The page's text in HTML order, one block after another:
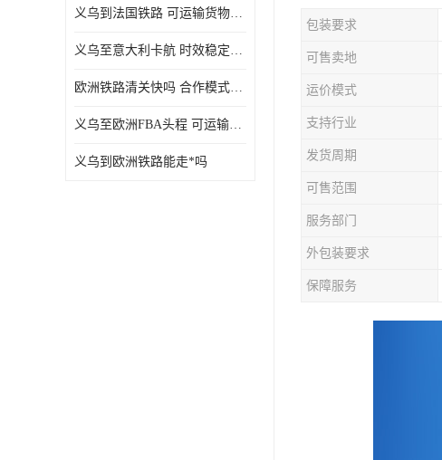
义乌到法国铁路 可运输货物种类多
义乌至意大利卡航 时效稳定有保障
欧洲铁路清关快吗 合作模式多样
义乌至欧洲FBA头程 可运输货物种类多
义乌到欧洲铁路能走*吗
包装要求
可售卖地
运价模式
支持行业
发货周期
可售范围
服务部门
外包装要求
保障服务